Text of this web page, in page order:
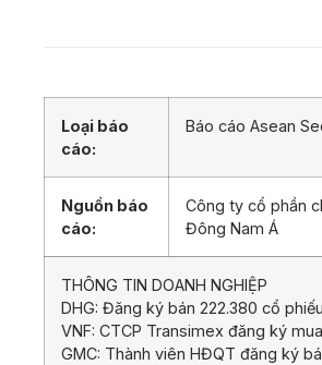
Loại báo
cáo:
Báo cáo Asean
Nguồn báo
cáo:
Công ty cổ phần
Đông Nam Á
THÔNG TIN DOANH NGHIỆP
DHG: Đăng ký bán 222.380 cổ
VNF: CTCP Transimex đăng ký
GMC: Thành viên HĐQT đăng ký